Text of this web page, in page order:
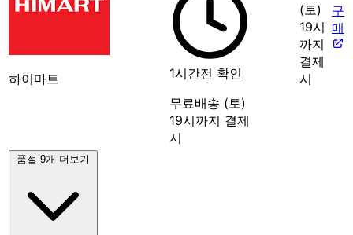
하이마트
1시간전 확인
무료배송 (토)
19시까지 결제
시
(토)
19시
까지
결제
시
구
매
품절 9개 더보기